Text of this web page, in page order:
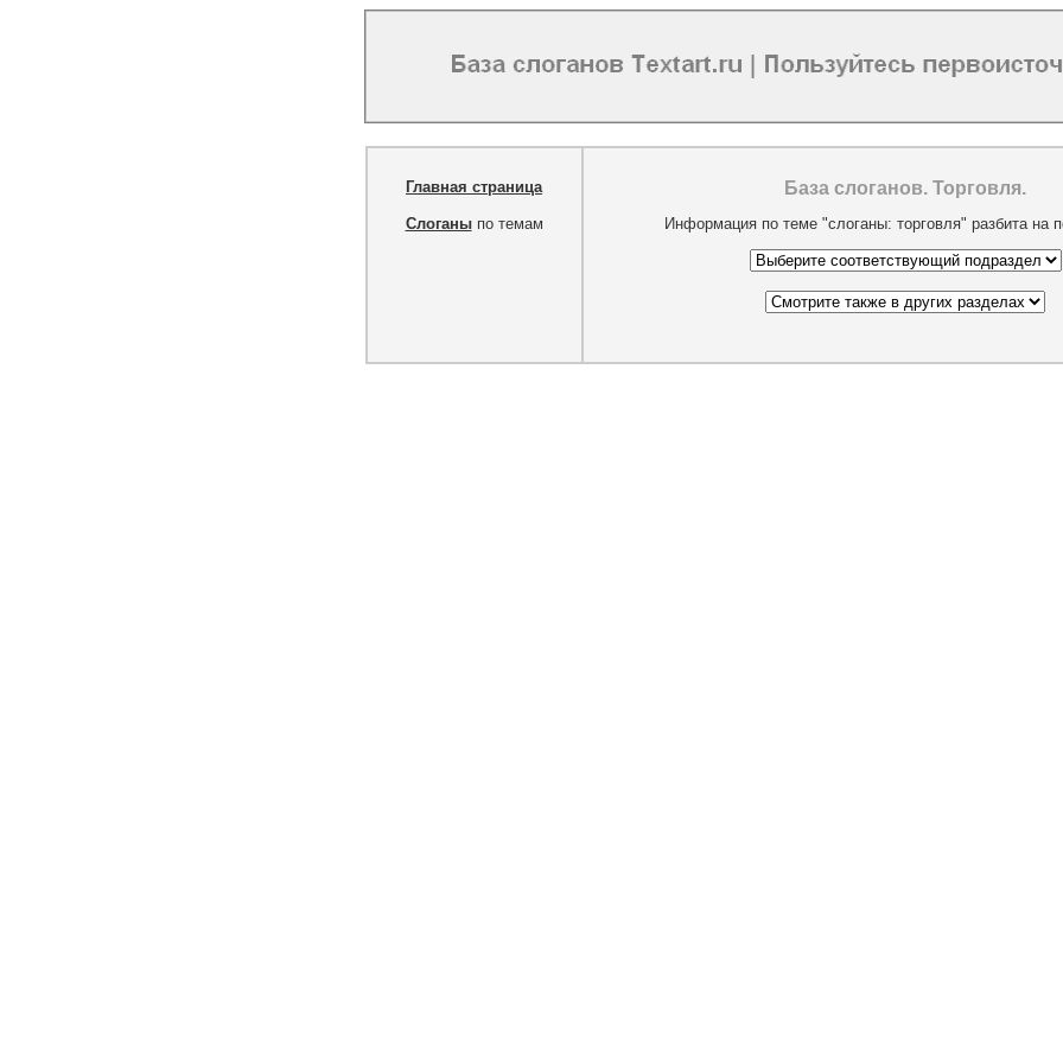
Главная страница
Слоганыпо темам
База слоганов. Торговля.
Информация по теме "слоганы: торговля" разбита на